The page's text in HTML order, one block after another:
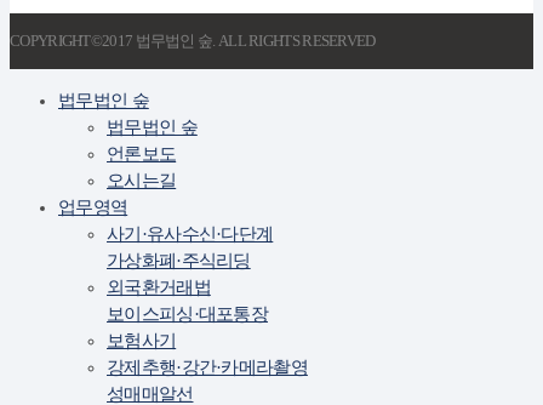
COPYRIGHT©2017 법무법인 숲. ALL RIGHTS RESERVED
법무법인 숲
법무법인 숲
언론보도
오시는길
업무영역
사기·유사수신·다단계
가상화폐·주식리딩
외국환거래법
보이스피싱·대포통장
보험사기
강제추행·강간·카메라촬영
성매매알선